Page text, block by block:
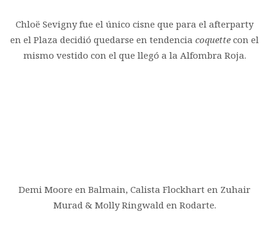
Chloë Sevigny fue el único cisne que para el afterparty
en el Plaza decidió quedarse en tendencia coquette con el
mismo vestido con el que llegó a la Alfombra Roja.
Demi Moore en Balmain, Calista Flockhart en Zuhair
Murad & Molly Ringwald en Rodarte.